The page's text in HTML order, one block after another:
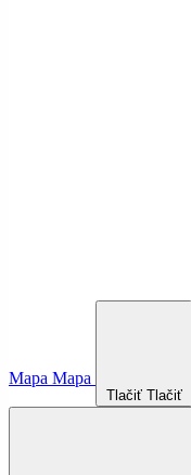
Mapa Mapa
Tlačiť Tlačiť